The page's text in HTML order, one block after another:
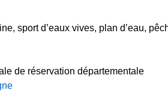
sport d’eaux vives, plan d’eau,
de réservation départementale